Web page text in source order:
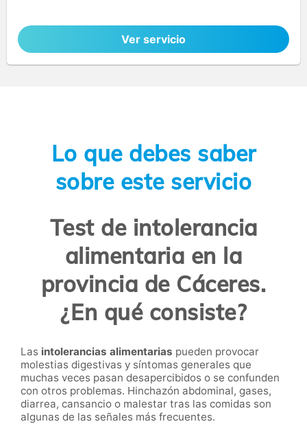
Ver servicio
Lo que debes saber
sobre este servicio
Test de intolerancia
alimentaria en la
provincia de Cáceres.
¿En qué consiste?
Las intolerancias alimentarias pueden provocar
molestias digestivas y síntomas generales que
muchas veces pasan desapercibidos o se confunden
con otros problemas. Hinchazón abdominal, gases,
diarrea, cansancio o malestar tras las comidas son
algunas de las señales más frecuentes.